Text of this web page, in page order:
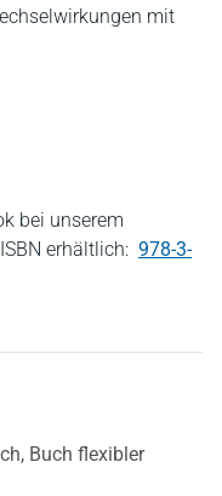
mit
bei unserem
erhältlich: 978-3-
Buch flexibler